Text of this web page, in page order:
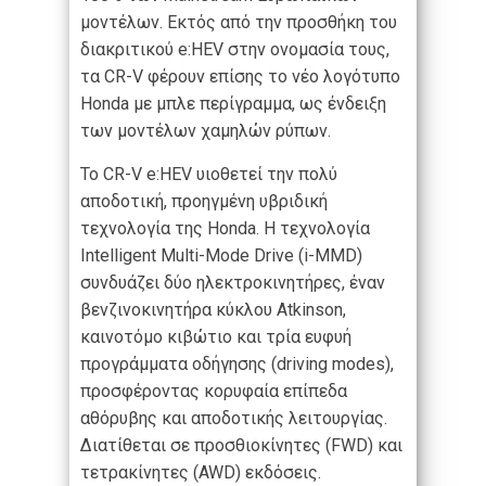
μοντέλων. Εκτός από την προσθήκη του
διακριτικού e:HEV στην ονομασία τους,
τα CR-V φέρουν επίσης το νέο λογότυπο
Honda με μπλε περίγραμμα, ως ένδειξη
των μοντέλων χαμηλών ρύπων.
Το CR-V e:HEV υιοθετεί την πολύ
αποδοτική, προηγμένη υβριδική
τεχνολογία της Honda. Η τεχνολογία
Intelligent Multi-Mode Drive (i-MMD)
συνδυάζει δύο ηλεκτροκινητήρες, έναν
βενζινοκινητήρα κύκλου Atkinson,
καινοτόμο κιβώτιο και τρία ευφυή
προγράμματα οδήγησης (driving modes),
προσφέροντας κορυφαία επίπεδα
αθόρυβης και αποδοτικής λειτουργίας.
Διατίθεται σε προσθιοκίνητες (FWD) και
τετρακίνητες (AWD) εκδόσεις.